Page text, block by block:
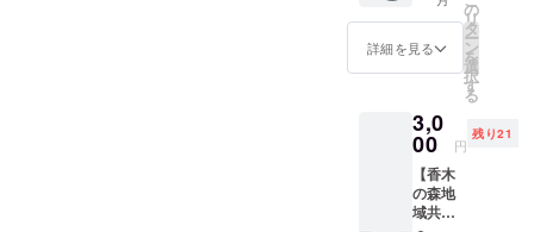
チョコ
５粒と
ドリッ
プコー
ヒー１
杯分) ◆
お礼状
※送料込
み ※郵
送での
お届け
詳細を見る
の
リ
タ
ー
ン
を
選
択
す
る
3,0
00 円
残り21
【香木
の森地
域共通